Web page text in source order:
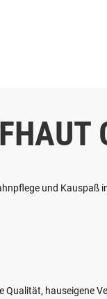
und Kauspaß
hauseigene